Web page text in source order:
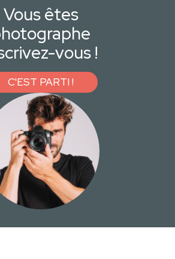
Vous êtes
vous !
C'EST PARTI !